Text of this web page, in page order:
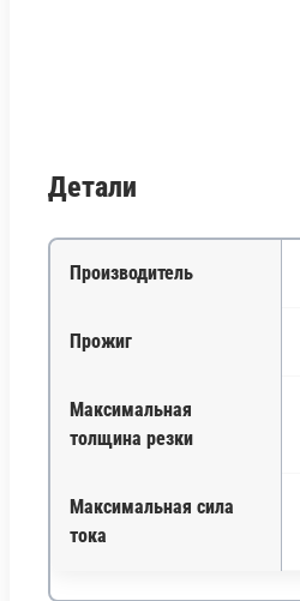
Детали
Производитель
Прожиг
Максимальная
толщина резки
Максимальная сила
тока